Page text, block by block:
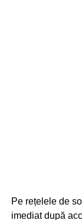
Pe rețelele de
imediat după